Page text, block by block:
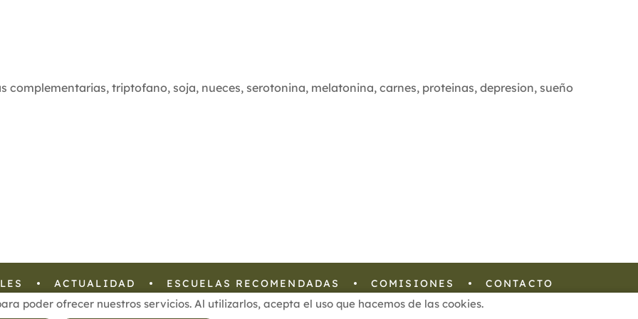
complementarias, triptofano, soja, nueces, serotonina, melatonina, carnes, proteinas, depresion, sueño
poder ofrecer nuestros servicios. Al utilizarlos, acepta el uso que hacemos de las cookies.
ACTUALIDAD ESCUELAS RECOMENDADAS COMISIONES CONTACTO